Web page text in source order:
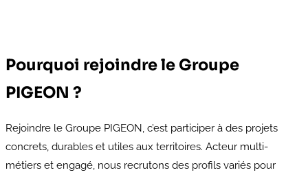
Pourquoi rejoindre le Groupe
PIGEON ?
Rejoindre le Groupe PIGEON, c’est participer à des projets
concrets, durables et utiles aux territoires. Acteur multi-
métiers et engagé, nous recrutons des profils variés pour